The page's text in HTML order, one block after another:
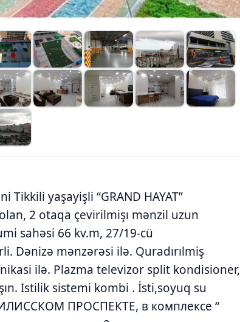
Tikkili yaşayişli “GRAND HAYAT”
2 otaqa çevirilmişı mənzil uzun
sahəsi 66 kv.m, 27/19-cü
Dənizə mənzərəsi ilə. Quradırılmiş
ilə. Plazma televizor split kondisioner,
Istilik sistemi kombi . İsti,soyuq su
ПРОСПЕКТЕ, в комплексе “